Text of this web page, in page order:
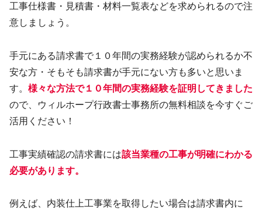
工事仕様書・見積書・材料一覧表などを求められるので注
意しましょう。
手元にある請求書で１０年間の実務経験が認められるか不
安な方・そもそも請求書が手元にない方も多いと思いま
す。 様々な方法で１０年間の実務経験を証明してきました
ので、ウィルホープ行政書士事務所の無料相談を今すぐご
活用ください！
工事実績確認の請求書には該当業種の工事が明確にわかる
必要があります。
例えば、内装仕上工事業を取得したい場合は請求書内に